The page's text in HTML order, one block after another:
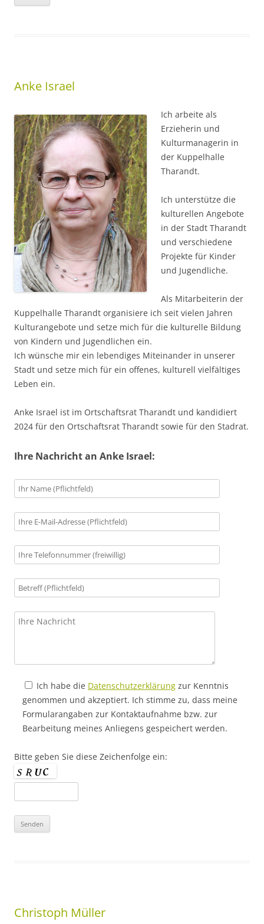
Anke Israel
Ich arbeite als
Erzieherin und
Kulturmanagerin in
der Kuppelhalle
Tharandt.
Ich unterstütze die
kulturellen Angebote
in der Stadt Tharandt
und verschiedene
Projekte für Kinder
und Jugendliche.
Als Mitarbeiterin der
Kuppelhalle Tharandt organisiere ich seit vielen Jahren
Kulturangebote und setze mich für die kulturelle Bildung
von Kindern und Jugendlichen ein.
Ich wünsche mir ein lebendiges Miteinander in unserer
Stadt und setze mich für ein offenes, kulturell vielfältiges
Leben ein.
Anke Israel ist im Ortschaftsrat Tharandt und kandidiert
2024 für den Ortschaftsrat Tharandt sowie für den Stadrat.
Ihre Nachricht an Anke Israel:
Ich habe die Datenschutzerklärung zur Kenntnis
genommen und akzeptiert. Ich stimme zu, dass meine
Formularangaben zur Kontaktaufnahme bzw. zur
Bearbeitung meines Anliegens gespeichert werden.
Bitte geben Sie diese Zeichenfolge ein:
Christoph Müller